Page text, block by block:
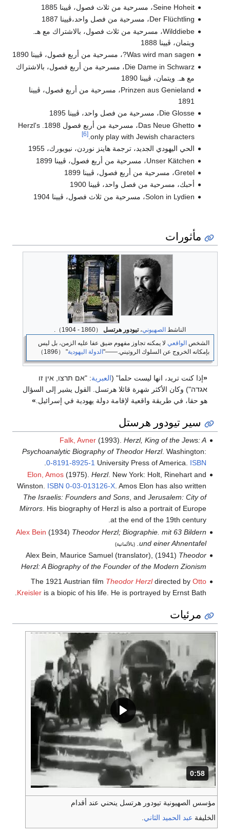
Seine Hoheit، مسرحية من ثلاث فصول، ڤيينا 1885
Der Flüchtling، مسرحية من فصل واحد،ڤيينا 1887
Wilddiebe، مسرحية من ثلاث فصول، بالاشتراك مع هـ.
ويتمان، ڤيينا 1888
Was wird man sagen?، مسرحية من أربع فصول، ڤيينا 1890
Die Dame in Schwarz، مسرحية من أربع فصول، بالاشتراك
مع هـ. ويتمان، ڤيينا 1890
Prinzen aus Genieland، مسرحية من أربع فصول، ڤيينا
1891
Die Glosse، مسرحية من فصل واحد، ڤيينا 1895
Das Neue Ghetto، مسرحية من أربع فصول 1898. Herzl's
only play with Jewish characters.
[6]
الحي اليهودي الجديد، ترجمة هاينز نوردن، نيويورك، 1955
Unser Kätchen، مسرحية من أربع فصول، ڤيينا 1899
Gretel، مسرحية من أربع فصول، ڤيينا 1899
أحبك، مسرحية من فصل واحد، ڤيينا 1900
Solon in Lydien، مسرحية من ثلاث فصول، ڤيينا 1904
مأثورات
الناشط الصهيوني،تيودور هرتسل（1860 - 1904）.
الشخص الواقعي لا يمكنه تجاوز مفهوم ضيق عفا عليه الزمن، بل ليس
بإمكانه الخروج عن السلوك الروتيني.――" الدولة اليهودية" （1896）
«إذا كنت تريد، انها ليست حلما" (العبرية: "אם תרצו, אין זו
אגדה") وكان الأكثر شهرة قائلا هرتسل. القول يشير إلى السؤال
هو حقا، في طريقة واقعية لإقامة دولة يهودية في إسرائيل. »
سير تيودور هرستل
Falk, Avner(1993). Herzl, King of the Jews: A
Psychoanalytic Biography of Theodor Herzl. Washington:
University Press of America. ISBN
0-8191-8925-1
Elon, Amos(1975). Herzl. New York: Holt, Rinehart and
Winston. ISBN 0-03-013126-X. Amos Elon has also written
The Israelis: Founders and Sons, and Jerusalem: City of
Mirrors. His biography of Herzl is also a portrait of Europe
at the end of the 19th century.
Alex Bein (1934) Theodor Herzl; Biographie. mit 63 Bildern
und einer Ahnentafel.
(بالألمانية)
Alex Bein, Maurice Samuel (translator), (1941) Theodor
Herzl: A Biography of the Founder of the Modern Zionism
The 1921 Austrian film Theodor Herzldirected by Otto
Kreisleris a biopic of his life. He is portrayed by Ernst Bath.
مرئيات
المدة: 58 ثانية.
0:58
مؤسس الصهيونية تيودور هرتسل ينحني عند أقدام
الخليفة عبد الحميد الثاني